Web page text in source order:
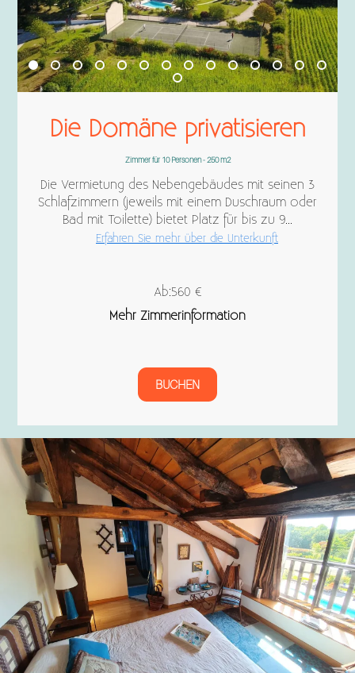
Die Domäne privatisieren
Zimmer für 10 Personen - 250 m2
Die Vermietung des Nebengebäudes mit seinen 3
Schlafzimmern (jeweils mit einem Duschraum oder
Bad mit Toilette) bietet Platz für bis zu 9...
Erfahren Sie mehr über die Unterkunft
Ab:560 €
Mehr Zimmerinformation
BUCHEN